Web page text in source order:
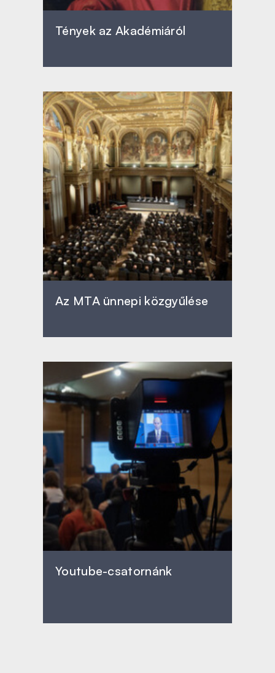
Tények az Akadémiáról
Az MTA ünnepi közgyűlése
Youtube-csatornánk